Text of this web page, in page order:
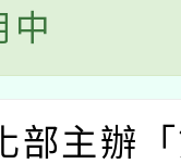
中
部主辦